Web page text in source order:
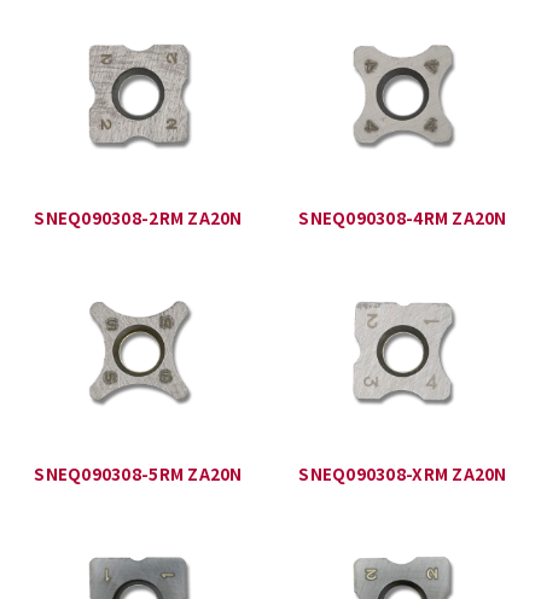
SNEQ090308-2RM ZA20N SNEQ090308-4RM ZA20N
SNEQ090308-5RM ZA20N SNEQ090308-XRM ZA20N